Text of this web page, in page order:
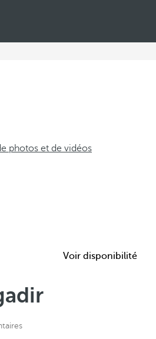
photos et de vidéos
Voir disponibilité